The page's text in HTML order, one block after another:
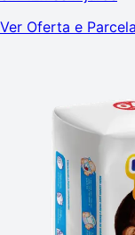
Ver Oferta e